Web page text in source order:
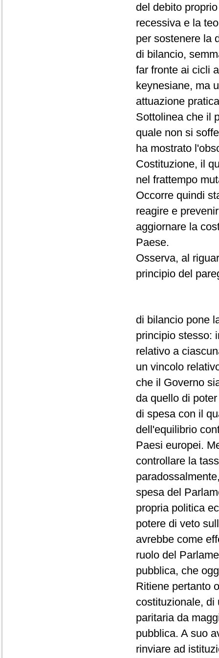
del debito
recessiva e la
per sostenere la
di bilancio,
far fronte ai cicli
keynesiane, ma
attuazione
Sottolinea che il
quale non si
ha mostrato
Costituzione, il
nel frattempo
Occorre quindi
reagire e
aggiornare la
Paese.
Osserva, al
principio del
di bilancio pone
principio stesso:
relativo a
un vincolo
che il Governo
da quello di
di spesa con il
dell'equilibrio
Paesi europei.
controllare la
spesa del
propria politica
potere di veto
avrebbe come
ruolo del
pubblica, che
Ritiene pertanto
costituzionale, di
paritaria da
pubblica. A suo
rinviare ad